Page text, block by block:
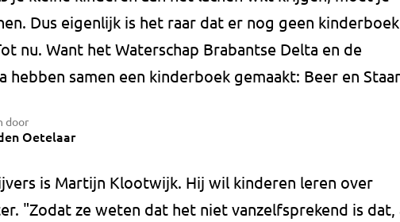
Dus eigenlijk is het raar dat er nog geen
nu. Want het Waterschap Brabantse Delta en de
hebben samen een kinderboek gemaakt: Beer en
door
Oetelaar
is Martijn Klootwijk. Hij wil kinderen leren over
"Zodat ze weten dat het niet vanzelfsprekend is dat,